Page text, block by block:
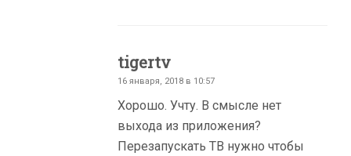
tigertv
16 января, 2018 в 10:57
Хорошо. Учту. В смысле нет
выхода из приложения?
Перезапускать ТВ нужно чтобы